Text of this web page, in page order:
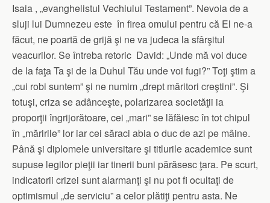
Isaia , „evanghelistul Vechiului Testament”. Nevoia de a
sluji lui Dumnezeu este în firea omului pentru că El ne-a
făcut, ne poartă de grijă şi ne va judeca la sfârşitul
veacurilor. Se întreba retoric David: „Unde mă voi duce
de la faţa Ta şi de la Duhul Tău unde voi fugi?” Toţi ştim a
„cui robi suntem” şi ne numim „drept măritori creştini”. Şi
totuşi, criza se adânceşte, polarizarea societăţii ia
proporţii îngrijorătoare, cei „mari” se lăfăiesc în tot chipul
în „măririle” lor iar cei săraci abia o duc de azi pe mâine.
Până şi diplomele universitare şi titlurile academice sunt
supuse legilor pieţii iar tinerii buni părăsesc ţara. Pe scurt,
indicatorii crizei sunt alarmanţi şi nu pot fi ocultaţi de
optimismul „de serviciu” a celor plătiţi pentru asta. Ne